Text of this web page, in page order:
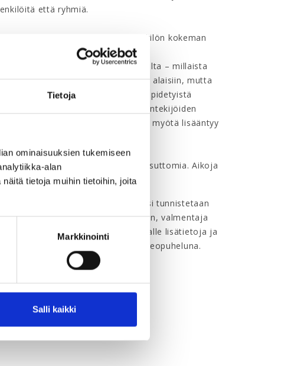
Tietoja
ominaisuuksien tukemiseen
alan
tietoja muihin tietoihin, joita
Markkinointi
Salli kaikki
että ryhmiä.
Lamminsalo nostaa esiin esihenkilön kokeman
erikoistilanteen johtamiseen.
työntekijät tarvitsevat johtamiselta – millaista
henkilökohtaista panostusta omiin alaisiin, mutta
Minulle on eri keskusteluista ja pidetyistä
puuttuu juuri nyt kuva työntekijöiden
kannattaa parantaa, sillä sen myötä lisääntyy
jäsenyhdistysten jäsenille maksuttomia. Aikoja
yty/sonja
jonka yhteydessä jäsenyytesi tunnistetaan
Kun olet tehnyt varauksen, valmentaja
voit myös antaa valmentajalle lisätietoja ja
puhelimitse tai Skypen ääni/videopuheluna.